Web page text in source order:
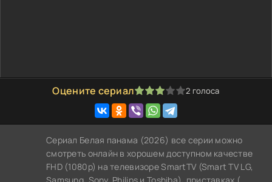
Оцените сериал
1 2 3 4 5 2 голоса
Сериал Белая панама (2026) все серии можно
смотреть онлайн в хорошем доступном качестве
FHD (1080p) на телевизоре SmartTV (Smart TV LG,